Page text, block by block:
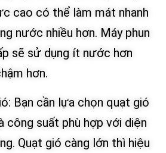
cao có thể làm mát nhanh
nước nhiều hơn. Máy phun
sẽ sử dụng ít nước hơn
hơn.
Bạn cần lựa chọn quạt gió
công suất phù hợp với diện
Quạt gió càng lớn thì hiệu